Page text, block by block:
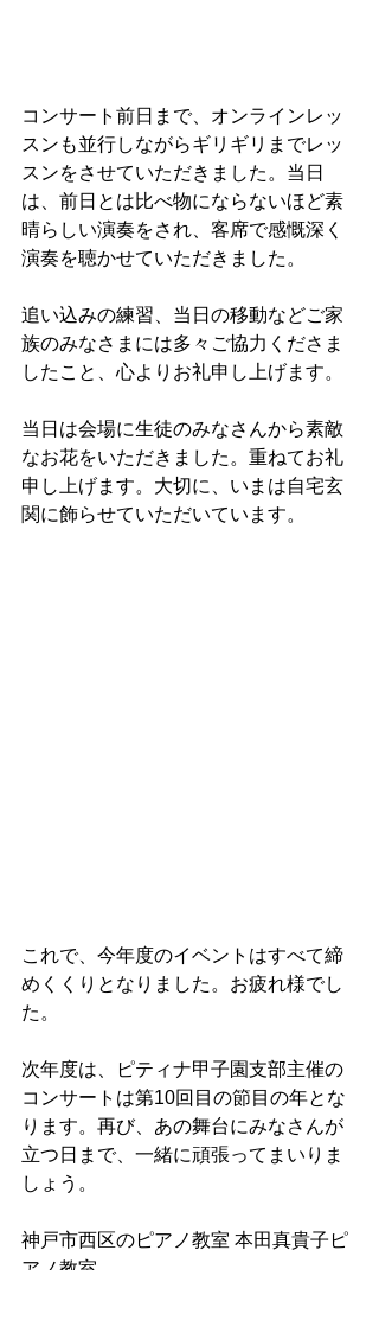
コンサート前日まで、オンラインレッ
スンも並行しながらギリギリまでレッ
スンをさせていただきました。当日
は、前日とは比べ物にならないほど素
晴らしい演奏をされ、客席で感慨深く
演奏を聴かせていただきました。
追い込みの練習、当日の移動などご家
族のみなさまには多々ご協力くださま
したこと、心よりお礼申し上げます。
当日は会場に生徒のみなさんから素敵
なお花をいただきました。重ねてお礼
申し上げます。大切に、いまは自宅玄
関に飾らせていただいています。
これで、今年度のイベントはすべて締
めくくりとなりました。お疲れ様でし
た。
次年度は、ピティナ甲子園支部主催の
コンサートは第10回目の節目の年とな
ります。再び、あの舞台にみなさんが
立つ日まで、一緒に頑張ってまいりま
しょう。
神戸市西区のピアノ教室 本田真貴子ピ
アノ教室